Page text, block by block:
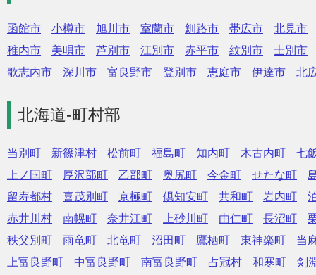
函館市 小樽市 旭川市 室蘭市 釧路市 帯広市
北見市
稚内市
美唄市 芦別市 江別市 赤平市 紋別市
士別市
歌志内市
深川市 富良野市 登別市 恵庭市 伊達市 北
北海道-町村部
当別町 新篠津村 松前町 福島町 知内町 木古内町
七
上ノ国町
厚沢部町 乙部町 奥尻町 今金町 せたな町
留寿都村
喜茂別町 京極町 倶知安町 共和町 岩内町
赤井川村
南幌町 奈井江町 上砂川町 由仁町 長沼町
秩父別町
雨竜町 北竜町 沼田町 鷹栖町 東神楽町
当
上富良野町
中富良野町 南富良野町 占冠村 和寒町 剣